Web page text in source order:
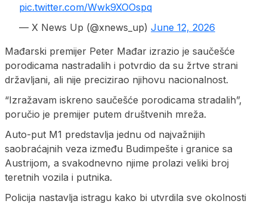
pic.twitter.com/Wwk9XOOspq
— X News Up (@xnews_up) June 12, 2026
Mađarski premijer Peter Mađar izrazio je saučešće
porodicama nastradalih i potvrdio da su žrtve strani
državljani, ali nije precizirao njihovu nacionalnost.
“Izražavam iskreno saučešće porodicama stradalih”,
poručio je premijer putem društvenih mreža.
Auto-put M1 predstavlja jednu od najvažnijih
saobraćajnih veza između Budimpešte i granice sa
Austrijom, a svakodnevno njime prolazi veliki broj
teretnih vozila i putnika.
Policija nastavlja istragu kako bi utvrdila sve okolnosti